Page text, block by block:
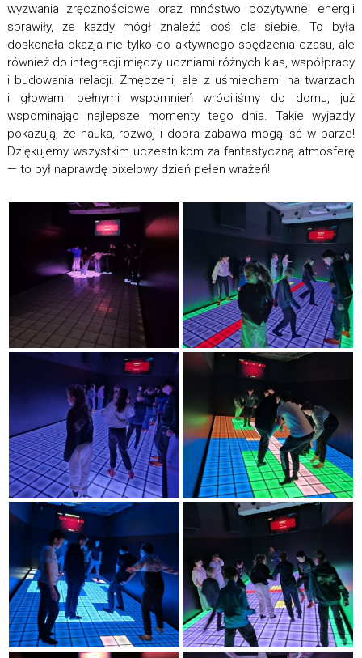
wyzwania zręcznościowe oraz mnóstwo pozytywnej energii
sprawiły, że każdy mógł znaleźć coś dla siebie. To była
doskonała okazja nie tylko do aktywnego spędzenia czasu, ale
również do integracji między uczniami różnych klas, współpracy
i budowania relacji. Zmęczeni, ale z uśmiechami na twarzach
i głowami pełnymi wspomnień wróciliśmy do domu, już
wspominając najlepsze momenty tego dnia. Takie wyjazdy
pokazują, że nauka, rozwój i dobra zabawa mogą iść w parze!
Dziękujemy wszystkim uczestnikom za fantastyczną atmosferę
— to był naprawdę pixelowy dzień pełen wrażeń!